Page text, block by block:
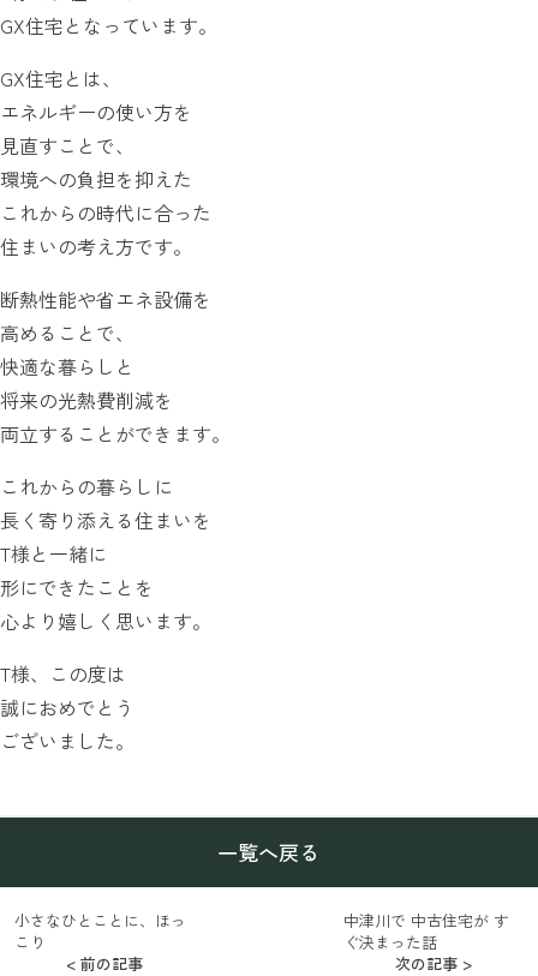
GX住宅となっています。
GX住宅とは、
エネルギーの使い方を
見直すことで、
環境への負担を抑えた
これからの時代に合った
住まいの考え方です。
断熱性能や省エネ設備を
高めることで、
快適な暮らしと
将来の光熱費削減を
両立することができます。
これからの暮らしに
長く寄り添える住まいを
T様と一緒に
形にできたことを
心より嬉しく思います。
T様、この度は
誠におめでとう
ございました。
< 前の記事
小さなひとことに、ほっ
こり
一覧へ戻る
中津川で 中古住宅が す
ぐ決まった話
次の記事 >